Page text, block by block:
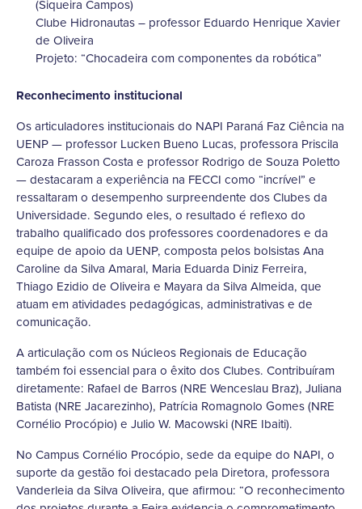
(Siqueira Campos)
Clube Hidronautas – professor Eduardo Henrique Xavier
de Oliveira
Projeto: “Chocadeira com componentes da robótica”
Reconhecimento institucional
Os articuladores institucionais do NAPI Paraná Faz Ciência na
UENP — professor Lucken Bueno Lucas, professora Priscila
Caroza Frasson Costa e professor Rodrigo de Souza Poletto
— destacaram a experiência na FECCI como “incrível” e
ressaltaram o desempenho surpreendente dos Clubes da
Universidade. Segundo eles, o resultado é reflexo do
trabalho qualificado dos professores coordenadores e da
equipe de apoio da UENP, composta pelos bolsistas Ana
Caroline da Silva Amaral, Maria Eduarda Diniz Ferreira,
Thiago Ezidio de Oliveira e Mayara da Silva Almeida, que
atuam em atividades pedagógicas, administrativas e de
comunicação.
A articulação com os Núcleos Regionais de Educação
também foi essencial para o êxito dos Clubes. Contribuíram
diretamente: Rafael de Barros (NRE Wenceslau Braz), Juliana
Batista (NRE Jacarezinho), Patrícia Romagnolo Gomes (NRE
Cornélio Procópio) e Julio W. Macowski (NRE Ibaiti).
No Campus Cornélio Procópio, sede da equipe do NAPI, o
suporte da gestão foi destacado pela Diretora, professora
Vanderleia da Silva Oliveira, que afirmou: “O reconhecimento